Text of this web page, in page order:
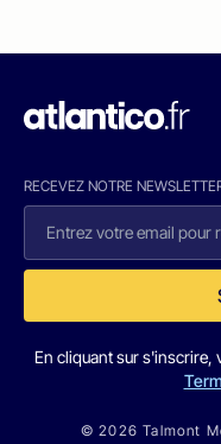
RECEVEZ NOTRE
En cliquant sur s'inscrire,
© 2026 Talmont